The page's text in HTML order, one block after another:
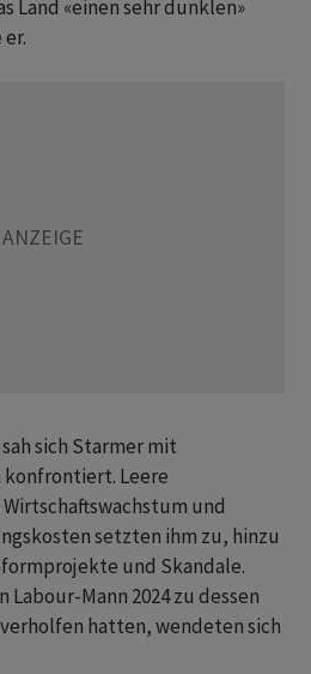
Land «einen sehr dunklen»
sich Starmer mit
Leere
und
setzten ihm zu, hinzu
und Skandale.
Labour-Mann 2024 zu dessen
hatten, wendeten sich